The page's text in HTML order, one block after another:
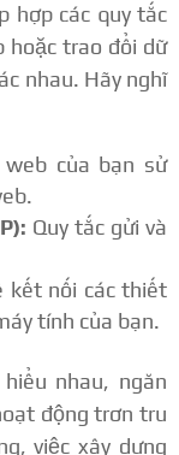
hợp các quy tắc
hoặc trao đổi dữ
nhau. Hãy nghĩ
của bạn sử
Quy tắc gửi và
kết nối các thiết
tính của bạn.
nhau, ngăn
động trơn tru
việc xây dựng